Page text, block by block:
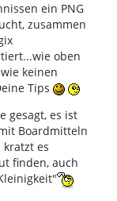
ein PNG
zusammen
oben
keinen
Tips
gesagt, es ist
Boardmitteln
es
finden, auch